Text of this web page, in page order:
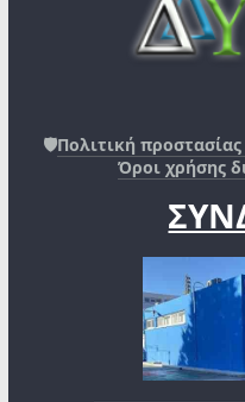
🛡️Πολιτική
Όροι χρήσης